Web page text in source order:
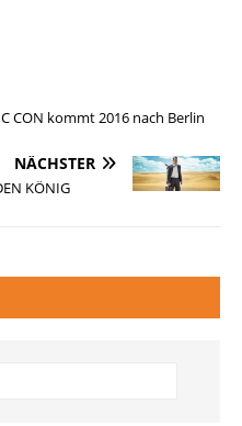
CON kommt 2016 nach Berlin
NÄCHSTER
KÖNIG